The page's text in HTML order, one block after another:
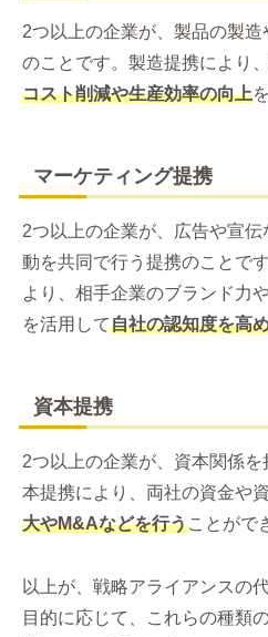
2つ以上の企業が、製品の製
のことです。製造提携により
コスト削減や生産効率の向上
マーケティング提携
2つ以上の企業が、広告や宣
動を共同で行う提携のことで
より、相手企業のブランド力
を活用して自社の認知度を高
資本提携
2つ以上の企業が、資本関係
本提携により、両社の資金や
大やM&Aなどを行うことがで
以上が、戦略アライアンスの
目的に応じて、これらの種類